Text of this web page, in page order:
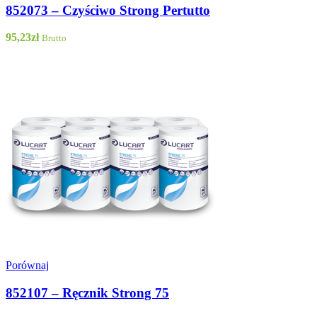
852073 – Czyściwo Strong Pertutto
95,23zł Brutto
Porównaj
852107 – Ręcznik Strong 75